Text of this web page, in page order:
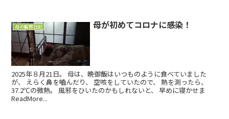
母の観察日記 母が初めてコロナに感染！
2025年８月21日。 母は、晩御飯はいつものように食べていました
が、 えらく鼻を嚙んだり、 空咳をしていたので、 熱を測ったら、
37.2℃の微熱。 風邪をひいたのかもしれないと、 早めに寝かせま
ReadMore...